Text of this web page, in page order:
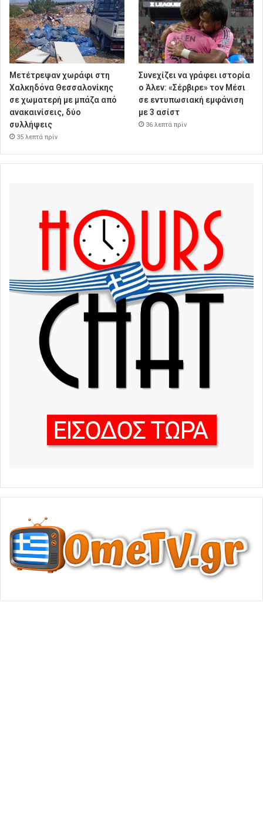
Μετέτρεψαν χωράφι στη
Χαλκηδόνα Θεσσαλονίκης
σε χωματερή με μπάζα από
ανακαινίσεις, δύο
συλλήψεις
35 λεπτά πρίν
Συνεχίζει να γράφει ιστορία
ο Άλεν: «Σέρβιρε» τον Μέσι
σε εντυπωσιακή εμφάνιση
με 3 ασίστ
36 λεπτά πρίν